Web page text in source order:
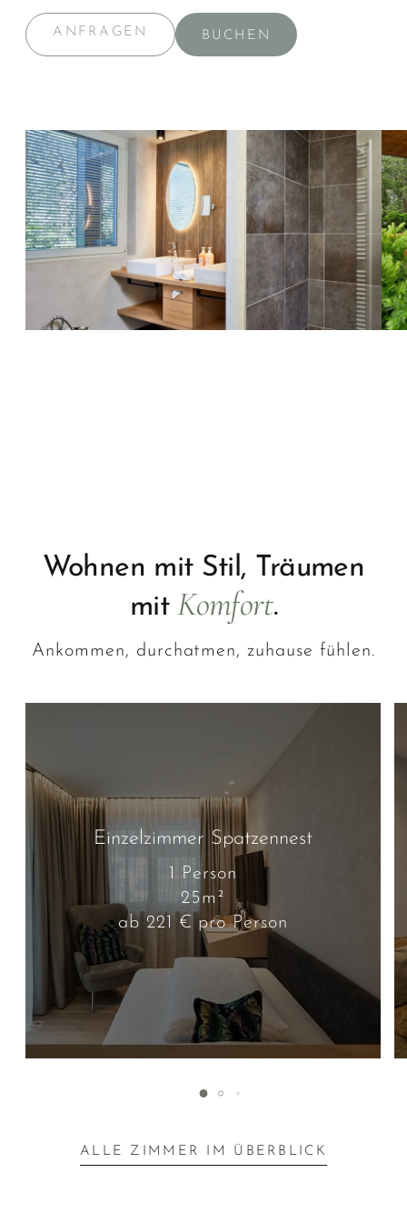
ANFRAGEN BUCHEN
Wohnen mit Stil, Träumen
mitKomfort.
Ankommen, durchatmen, zuhause fühlen.
Einzelzimmer Spatzennest
1 Person
25m²
ab 221 € pro Person
ALLE ZIMMER IM ÜBERBLICK